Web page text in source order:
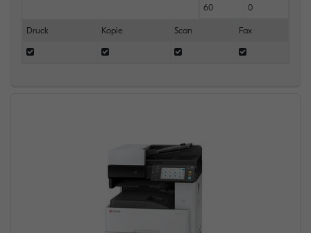
60 0
Druck Kopie Scan Fax